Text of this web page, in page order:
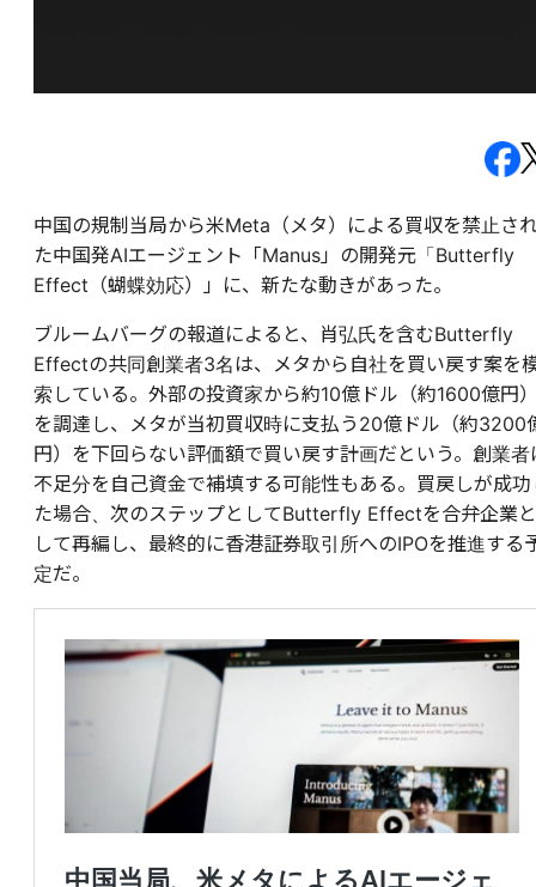
中国の規制当局から米Meta（メタ）による買収を禁止さ
た中国発AIエージェント「Manus」の開発元「Butterfly
Effect（蝴蝶効応）」に、新たな動きがあった。
ブルームバーグの報道によると、肖弘氏を含むButterfly
Effectの共同創業者3名は、メタから自社を買い戻す案を
索している。外部の投資家から約10億ドル（約1600億円
を調達し、メタが当初買収時に支払う20億ドル（約3200
円）を下回らない評価額で買い戻す計画だという。創業者
不足分を自己資金で補填する可能性もある。買戻しが成功
た場合、次のステップとしてButterfly Effectを合弁企業と
して再編し、最終的に香港証券取引所へのIPOを推進する
定だ。